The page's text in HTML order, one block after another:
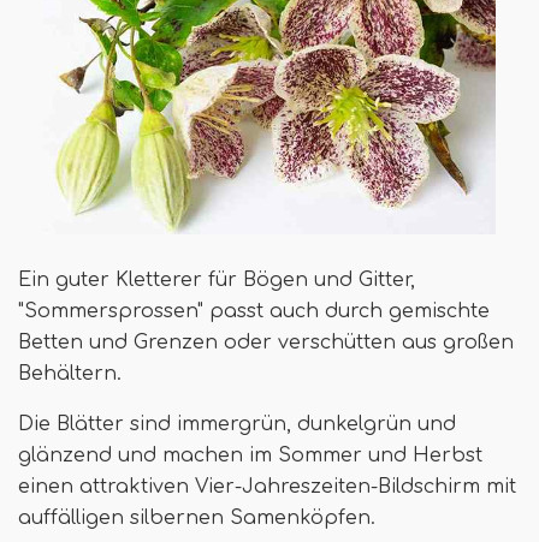
Ein guter Kletterer für Bögen und Gitter,
"Sommersprossen" passt auch durch gemischte
Betten und Grenzen oder verschütten aus großen
Behältern.
Die Blätter sind immergrün, dunkelgrün und
glänzend und machen im Sommer und Herbst
einen attraktiven Vier-Jahreszeiten-Bildschirm mit
auffälligen silbernen Samenköpfen.